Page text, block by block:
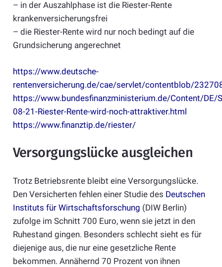
– in der Auszahlphase ist die Riester-Rente
krankenversicherungsfrei
– die Riester-Rente wird nur noch bedingt auf die
Grundsicherung angerechnet
https://www.deutsche-
rentenversicherung.de/cae/servlet/contentblob/
https://www.bundesfinanzministerium.de/Content/
08-21-Riester-Rente-wird-noch-attraktiver.html
https://www.finanztip.de/riester/
Versorgungslücke ausgleichen
Trotz Betriebsrente bleibt eine Versorgungslücke.
Den Versicherten fehlen einer Studie des Deutschen
Instituts für Wirtschaftsforschung (DIW Berlin)
zufolge im Schnitt 700 Euro, wenn sie jetzt in den
Ruhestand gingen. Besonders schlecht sieht es für
diejenige aus, die nur eine gesetzliche Rente
bekommen. Annähernd 70 Prozent von ihnen